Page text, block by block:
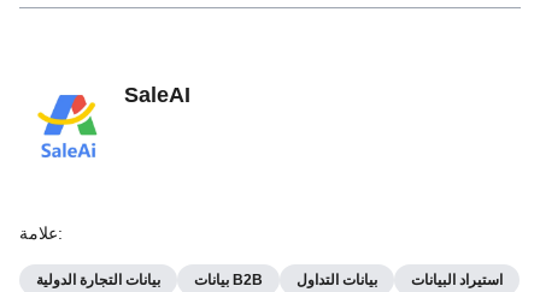
SaleAI
علامة:
بيانات التجارة الدولية بيانات B2B بيانات التداول استيراد البيانات